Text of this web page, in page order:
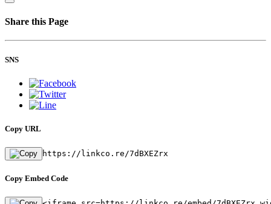
Share this Page
SNS
Copy URL
https://linkco.re/7dBXEZrx
Copy Embed Code